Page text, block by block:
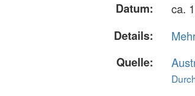
Datum:
ca.
Details:
Quelle: